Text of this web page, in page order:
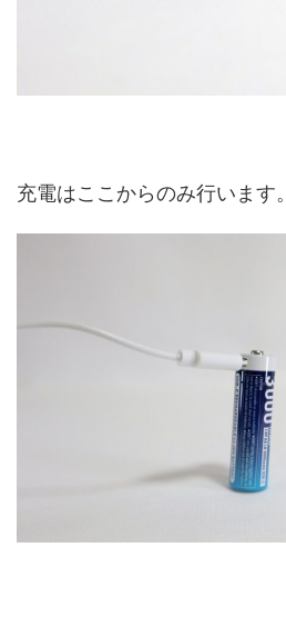
充電はここからのみ行います。